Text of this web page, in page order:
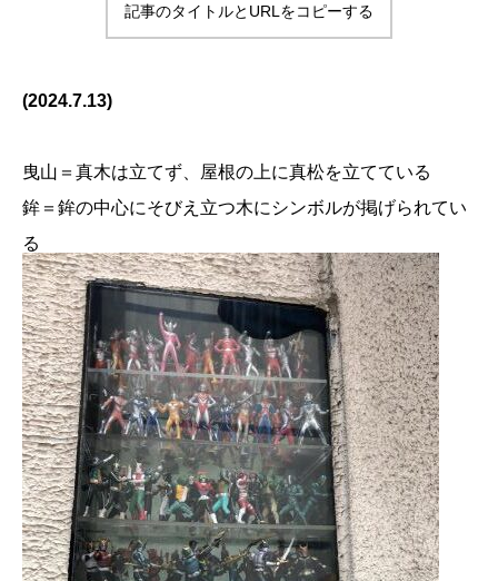
記事のタイトルとURLをコピーする
(2024.7.13)
曳山＝真木は立てず、屋根の上に真松を立てている
鉾＝鉾の中心にそびえ立つ木にシンボルが掲げられてい
る